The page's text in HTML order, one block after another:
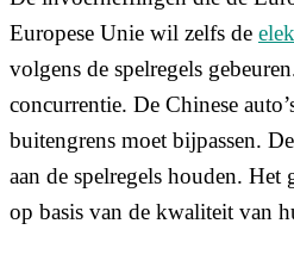
Europese Unie wil zelfs de
volgens de spelregels
concurrentie. De Chinese
buitengrens moet bijpassen.
aan de spelregels houden.
op basis van de kwaliteit van